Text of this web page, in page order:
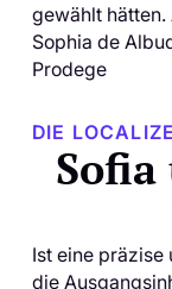
gewählt hätten.
Sophia de
Prodege
DIE
Sofia
Ist eine
die